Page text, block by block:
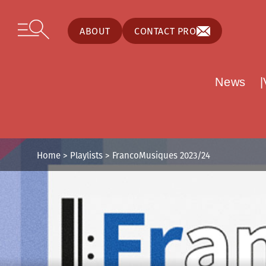
Skip to content
Open secondary menu
ABOUT CONTACT PRO
News
Home > Playlists > FrancoMusiques 2023/24